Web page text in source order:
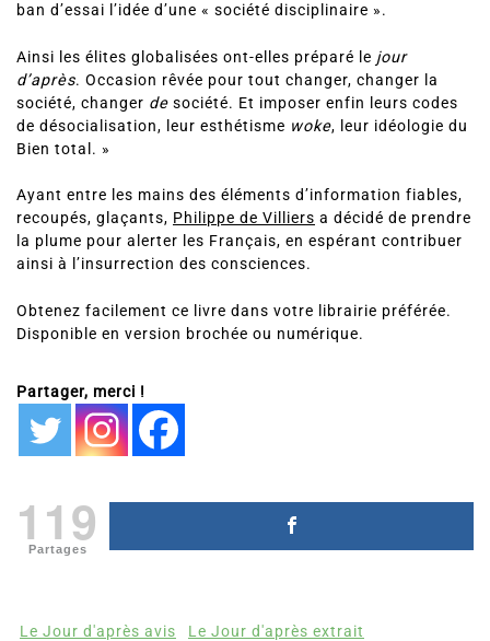
ban d’essai l’idée d’une « société disciplinaire ».
Ainsi les élites globalisées ont-elles préparé le jour
d’après. Occasion rêvée pour tout changer, changer la
société, changer de société. Et imposer enfin leurs codes
de désocialisation, leur esthétisme woke, leur idéologie du
Bien total. »
Ayant entre les mains des éléments d’information fiables,
recoupés, glaçants, Philippe de Villiers a décidé de prendre
la plume pour alerter les Français, en espérant contribuer
ainsi à l’insurrection des consciences.
Obtenez facilement ce livre dans votre librairie préférée.
Disponible en version brochée ou numérique.
Partager, merci !
119
Partages
Le Jour d'après avis Le Jour d'après extrait